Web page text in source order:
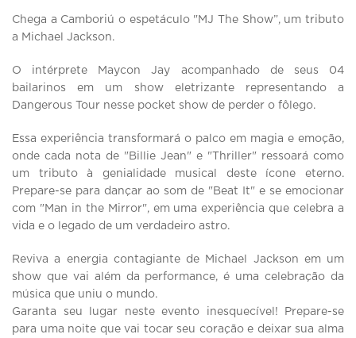
Chega a Camboriú o espetáculo "MJ The Show”, um tributo
a Michael Jackson.
O intérprete Maycon Jay acompanhado de seus 04
bailarinos em um show eletrizante representando a
Dangerous Tour nesse pocket show de perder o fôlego.
Essa experiência transformará o palco em magia e emoção,
onde cada nota de "Billie Jean" e "Thriller" ressoará como
um tributo à genialidade musical deste ícone eterno.
Prepare-se para dançar ao som de "Beat It" e se emocionar
com "Man in the Mirror", em uma experiência que celebra a
vida e o legado de um verdadeiro astro.
Reviva a energia contagiante de Michael Jackson em um
show que vai além da performance, é uma celebração da
música que uniu o mundo.
Garanta seu lugar neste evento inesquecível! Prepare-se
para uma noite que vai tocar seu coração e deixar sua alma